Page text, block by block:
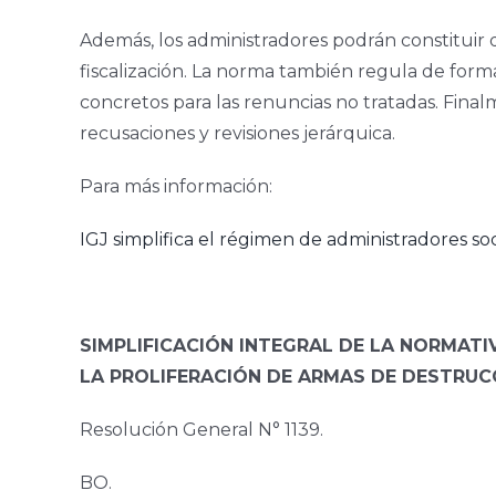
Además, los administradores podrán
fiscalización. La norma también regula de
concretos para las renuncias no tratadas.
recusaciones y revisiones jerárquica.
Para más información:
IGJ simplifica el régimen de administradores
SIMPLIFICACIÓN INTEGRAL DE LA
LA PROLIFERACIÓN DE ARMAS DE
Resolución General N° 1139.
BO.